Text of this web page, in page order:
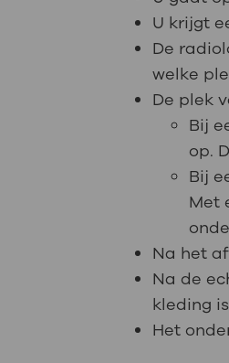
U krijgt
De
welke
De plek
Bij
op.
Bij
Met
Na het
Na de
kleding
Het